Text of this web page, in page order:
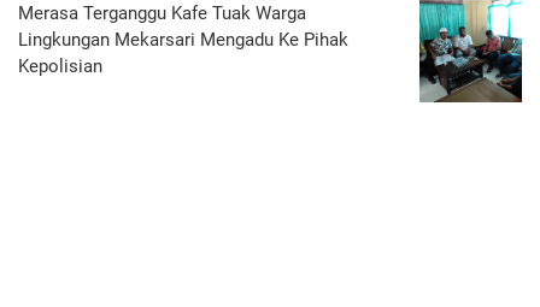
Merasa Terganggu Kafe Tuak Warga
Lingkungan Mekarsari Mengadu Ke Pihak
Kepolisian